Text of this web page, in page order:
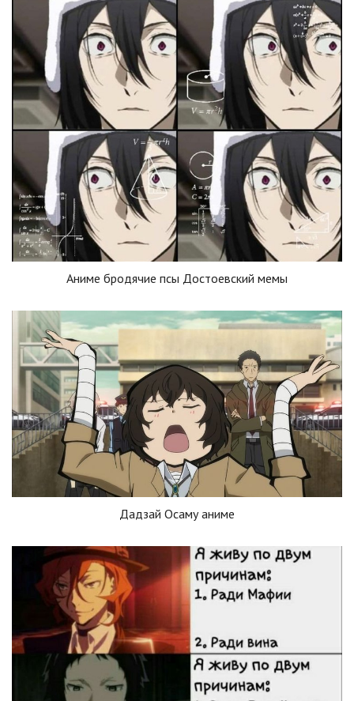
Аниме бродячие псы Достоевский мемы
Дадзай Осаму аниме